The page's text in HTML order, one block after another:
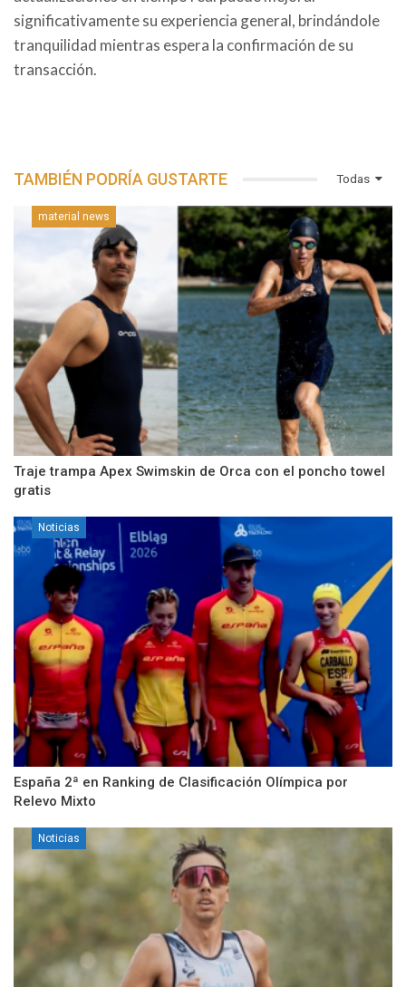
significativamente su experiencia general, brindándole
tranquilidad mientras espera la confirmación de su
transacción.
Todas
TAMBIÉN PODRÍA GUSTARTE
material news
Traje trampa Apex Swimskin de Orca con el poncho towel
gratis
Noticias
España 2ª en Ranking de Clasificación Olímpica por
Relevo Mixto
Noticias